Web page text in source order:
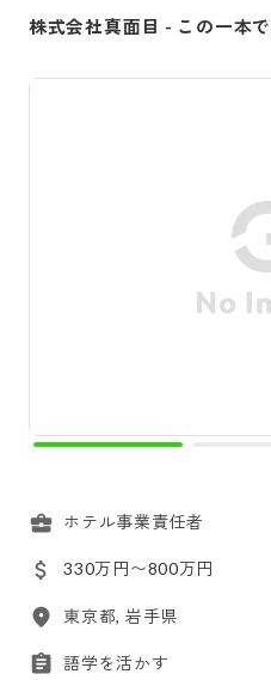
株式会社真面目 - この一本
ホテル事業責任者
330万円〜800万円
東京都, 岩手県
語学を活かす